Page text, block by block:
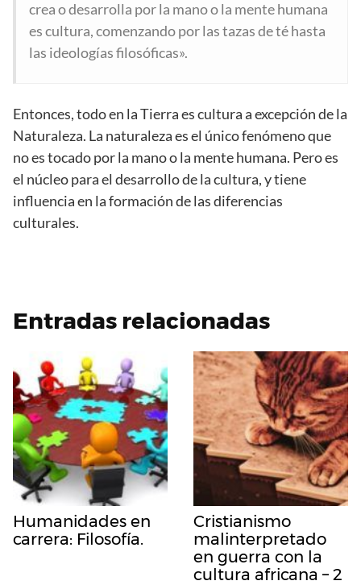
crea o desarrolla por la mano o la mente humana
es cultura, comenzando por las tazas de té hasta
las ideologías filosóficas».
Entonces, todo en la Tierra es cultura a excepción de la
Naturaleza. La naturaleza es el único fenómeno que
no es tocado por la mano o la mente humana. Pero es
el núcleo para el desarrollo de la cultura, y tiene
influencia en la formación de las diferencias
culturales.
Entradas relacionadas
Humanidades en
carrera: Filosofía.
Cristianismo
malinterpretado
en guerra con la
cultura africana – 2